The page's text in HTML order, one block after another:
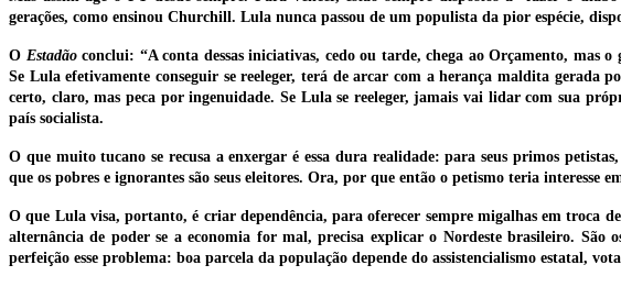
gerações, como ensinou Churchill. Lula nunca passou de um populista da pior espécie,
O Estadãoconclui: “A conta dessas iniciativas, cedo ou tarde, chega ao Orçamento, mas
Se Lula efetivamente conseguir se reeleger, terá de arcar com a herança maldita gerada
certo, claro, mas peca por ingenuidade. Se Lula se reeleger, jamais vai lidar com sua
país socialista.
O que muito tucano se recusa a enxergar é essa dura realidade: para seus primos
que os pobres e ignorantes são seus eleitores. Ora, por que então o petismo teria
O que Lula visa, portanto, é criar dependência, para oferecer sempre migalhas em troca
alternância de poder se a economia for mal, precisa explicar o Nordeste brasileiro. São
perfeição esse problema: boa parcela da população depende do assistencialismo estatal,